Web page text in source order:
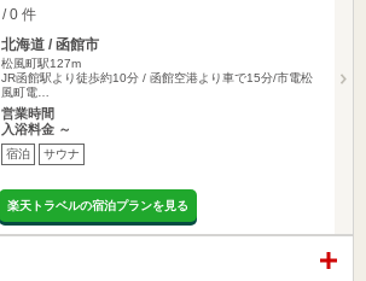
/ 0 件
北海道 / 函館市
松風町駅127m
JR函館駅より徒歩約10分 / 函館空港より車で15分/市電松
風町電…
営業時間
入浴料金 ～
宿泊 サウナ
楽天トラベルの宿泊プランを見る